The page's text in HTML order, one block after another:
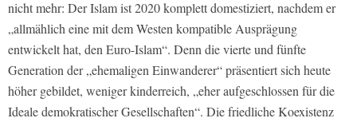
nicht mehr: Der Islam ist 2020 komplett domestiziert, nachdem er
„allmählich eine mit dem Westen kompatible Ausprägung
entwickelt hat, den Euro-Islam“. Denn die vierte und fünfte
Generation der „ehemaligen Einwanderer“ präsentiert sich heute
höher gebildet, weniger kinderreich, „eher aufgeschlossen für die
Ideale demokratischer Gesellschaften“. Die friedliche Koexistenz